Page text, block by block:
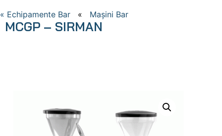
« Echipamente Bar « Mașini Bar
MCGP – SIRMAN